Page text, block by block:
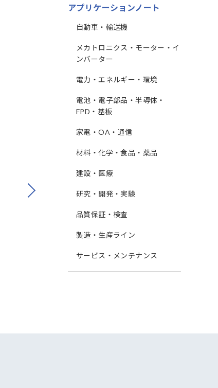
AC/DCカレントプロー
Next
アプリケーションノート
自動車・輸送機
メカトロニクス・モーター・イ
ンバーター
電力・エネルギー・環境
電池・電子部品・半導体・
FPD・基板
家電・OA・通信
材料・化学・食品・薬品
建設・医療
研究・開発・実験
品質保証・検査
製造・生産ライン
サービス・メンテナンス